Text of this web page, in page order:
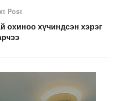
Post
охиноо хүчиндсэн хэрэг